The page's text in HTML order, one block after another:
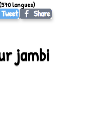
jambi
langues)